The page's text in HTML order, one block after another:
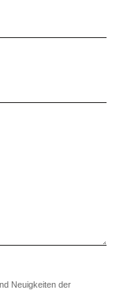
Neuigkeiten der